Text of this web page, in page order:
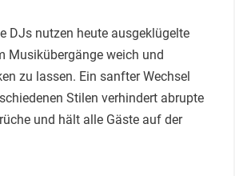
DJs nutzen heute ausgeklügelte
Musikübergänge weich und
zu lassen. Ein sanfter Wechsel
Stilen verhindert abrupte
und hält alle Gäste auf der